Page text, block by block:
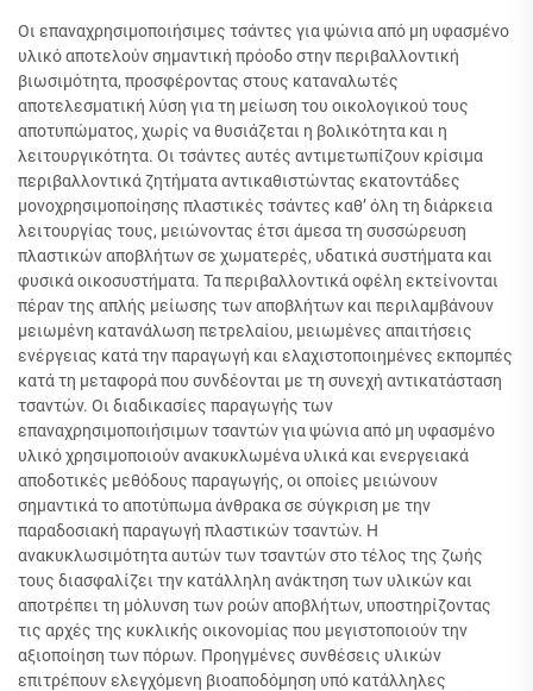
Οι επαναχρησιμοποιήσιμες τσάντες για ψώνια από μη υφασμένο
υλικό αποτελούν σημαντική πρόοδο στην περιβαλλοντική
βιωσιμότητα, προσφέροντας στους καταναλωτές
αποτελεσματική λύση για τη μείωση του οικολογικού τους
αποτυπώματος, χωρίς να θυσιάζεται η βολικότητα και η
λειτουργικότητα. Οι τσάντες αυτές αντιμετωπίζουν κρίσιμα
περιβαλλοντικά ζητήματα αντικαθιστώντας εκατοντάδες
μονοχρησιμοποίησης πλαστικές τσάντες καθ’ όλη τη διάρκεια
λειτουργίας τους, μειώνοντας έτσι άμεσα τη συσσώρευση
πλαστικών αποβλήτων σε χωματερές, υδατικά συστήματα και
φυσικά οικοσυστήματα. Τα περιβαλλοντικά οφέλη εκτείνονται
πέραν της απλής μείωσης των αποβλήτων και περιλαμβάνουν
μειωμένη κατανάλωση πετρελαίου, μειωμένες απαιτήσεις
ενέργειας κατά την παραγωγή και ελαχιστοποιημένες εκπομπές
κατά τη μεταφορά που συνδέονται με τη συνεχή αντικατάσταση
τσαντών. Οι διαδικασίες παραγωγής των
επαναχρησιμοποιήσιμων τσαντών για ψώνια από μη υφασμένο
υλικό χρησιμοποιούν ανακυκλωμένα υλικά και ενεργειακά
αποδοτικές μεθόδους παραγωγής, οι οποίες μειώνουν
σημαντικά το αποτύπωμα άνθρακα σε σύγκριση με την
παραδοσιακή παραγωγή πλαστικών τσαντών. Η
ανακυκλωσιμότητα αυτών των τσαντών στο τέλος της ζωής
τους διασφαλίζει την κατάλληλη ανάκτηση των υλικών και
αποτρέπει τη μόλυνση των ροών αποβλήτων, υποστηρίζοντας
τις αρχές της κυκλικής οικονομίας που μεγιστοποιούν την
αξιοποίηση των πόρων. Προηγμένες συνθέσεις υλικών
επιτρέπουν ελεγχόμενη βιοαποδόμηση υπό κατάλληλες